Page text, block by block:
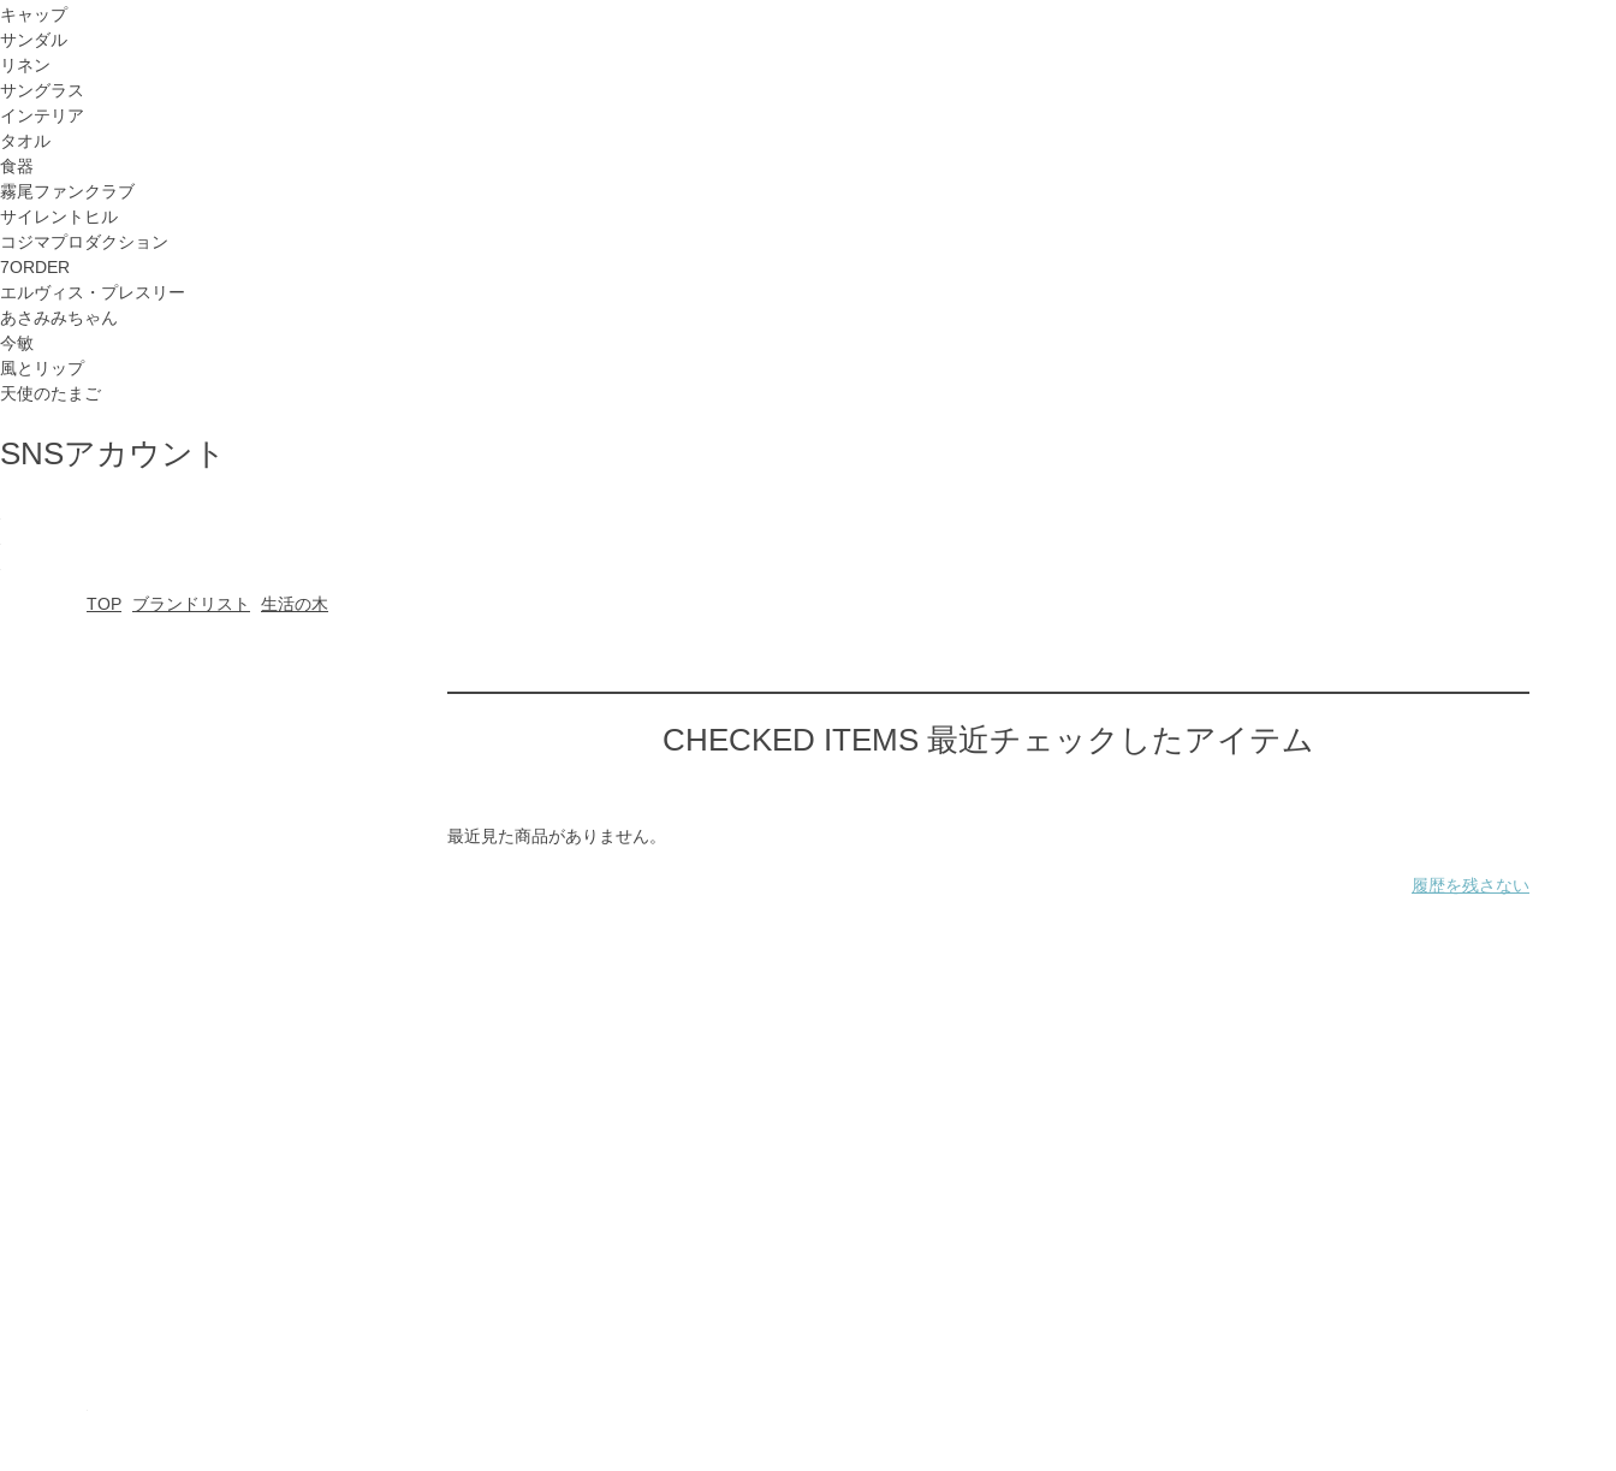
キャップ
サンダル
リネン
サングラス
インテリア
タオル
食器
霧尾ファンクラブ
サイレントヒル
コジマプロダクション
7ORDER
エルヴィス・プレスリー
あさみみちゃん
今敏
風とリップ
天使のたまご
SNSアカウント
TOP ブランドリスト 生活の木
CHECKED ITEMS 最近チェックしたアイテム
最近見た商品がありません。
履歴を残さない